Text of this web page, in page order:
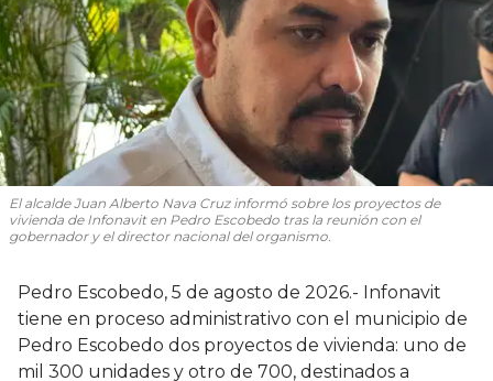
El alcalde Juan Alberto Nava Cruz informó sobre los proyectos de
vivienda de Infonavit en Pedro Escobedo tras la reunión con el
gobernador y el director nacional del organismo.
Pedro Escobedo, 5 de agosto de 2026.- Infonavit
tiene en proceso administrativo con el municipio de
Pedro Escobedo dos proyectos de vivienda: uno de
mil 300 unidades y otro de 700, destinados a